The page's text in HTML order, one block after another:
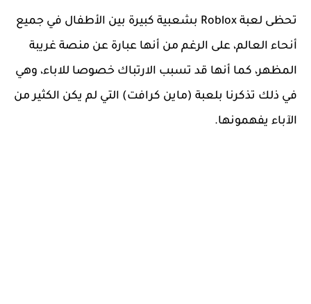
تحظى لعبة Roblox بشعبية كبيرة بين الأطفال في جميع
أنحاء العالم، على الرغم من أنها عبارة عن منصة غريبة
المظهر، كما أنها قد تسبب الارتباك خصوصا للاباء، وهي
في ذلك تذكرنا بلعبة (ماين كرافت) التي لم يكن الكثير من
الآباء يفهمونها.